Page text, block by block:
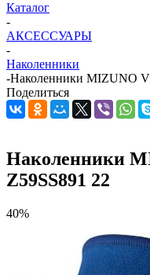
Каталог
-
АКСЕССУАРЫ
-
Наколенники
-Наколенники MIZUNO
Поделиться
Наколенники
Z59SS891 22
40%